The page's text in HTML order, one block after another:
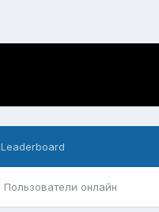
Пользователи онлайн
Leaderboard